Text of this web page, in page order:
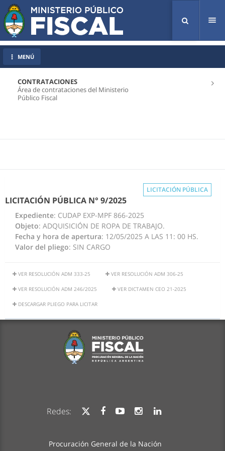
CONTRATACIONES
Área de contrataciones del Ministerio
Público Fiscal
MENÚ
LICITACIÓN PÚBLICA
LICITACIÓN PÚBLICA N° 9/2025
Expediente: CUDAP EXP-MPF 866-2025
Objeto: ADQUISICIÓN DE ROPA DE TRABAJO.
Fecha y hora de apertura: 12/05/2025 A LAS 11: 00 HS.
Valor del pliego: SIN CARGO
VER RESOLUCIÓN ADM 333-25 VER RESOLUCIÓN ADM 306-25
VER RESOLUCIÓN ADM 246/2025 VER DICTAMEN CEO 21-2025
DESCARGAR PLIEGO PARA LICITAR
Redes:
Procuración General de la Nación